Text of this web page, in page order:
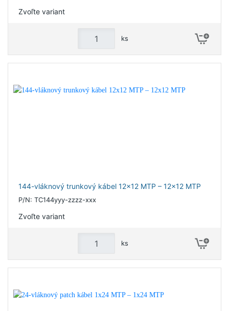
Zvoľte variant
ks
144-vláknový trunkový kábel 12x12 MTP – 12x12 MTP
P/N: TC144yyy-zzzz-xxx
Zvoľte variant
ks